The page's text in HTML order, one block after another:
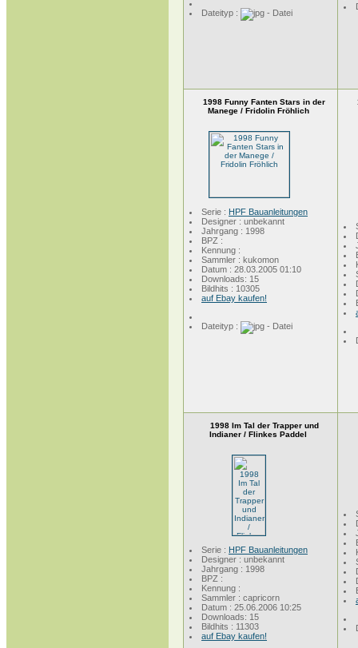
Dateityp :
1998 Funny Fanten Stars in der
Manege / Fridolin Fröhlich
Serie : HPF Bauanleitungen
Designer : unbekannt
Jahrgang : 1998
BPZ :
Kennung :
Sammler : kukomon
Datum : 28.03.2005 01:10
Downloads: 15
Bildhits : 10305
auf Ebay kaufen!
Dateityp :
1998 Im Tal der Trapper und
Indianer / Flinkes Paddel
Serie : HPF Bauanleitungen
Designer : unbekannt
Jahrgang : 1998
BPZ :
Kennung :
Sammler : capricorn
Datum : 25.06.2006 10:25
Downloads: 15
Bildhits : 11303
auf Ebay kaufen!